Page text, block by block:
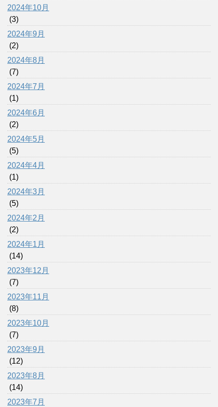
2024年10月
(3)
2024年9月
(2)
2024年8月
(7)
2024年7月
(1)
2024年6月
(2)
2024年5月
(5)
2024年4月
(1)
2024年3月
(5)
2024年2月
(2)
2024年1月
(14)
2023年12月
(7)
2023年11月
(8)
2023年10月
(7)
2023年9月
(12)
2023年8月
(14)
2023年7月